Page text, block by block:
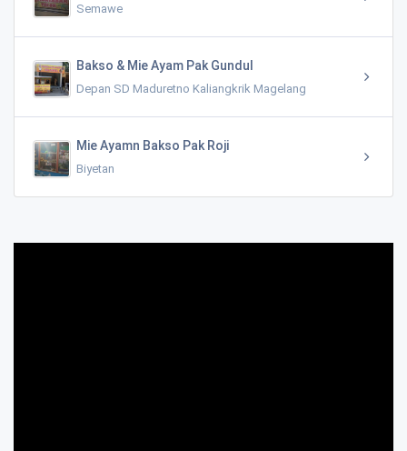
Semawe
Bakso & Mie Ayam Pak Gundul
Depan SD Maduretno Kaliangkrik Magelang
Mie Ayamn Bakso Pak Roji
Biyetan